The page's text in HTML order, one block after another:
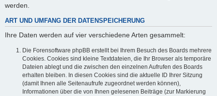
werden.
ART UND UMFANG DER DATENSPEICHERUNG
Ihre Daten werden auf vier verschiedene Arten gesammelt:
Die Forensoftware phpBB erstellt bei Ihrem Besuch des Boards mehrere
Cookies. Cookies sind kleine Textdateien, die Ihr Browser als temporäre
Dateien ablegt und die zwischen den einzelnen Aufrufen des Boards
erhalten bleiben. In diesen Cookies sind die aktuelle ID Ihrer Sitzung
(damit Ihnen alle Seitenaufrufe zugeordnet werden können),
Informationen über die von Ihnen gelesenen Beiträge (zur Markierung